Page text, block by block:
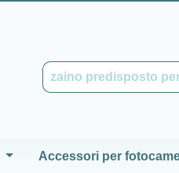
Accessori per